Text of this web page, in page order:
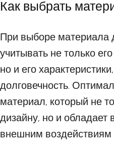
Как выбрать
При выборе материала
учитывать не только
но и его
долговечность.
материал, который не
дизайну, но и обладает
внешним воздействиям